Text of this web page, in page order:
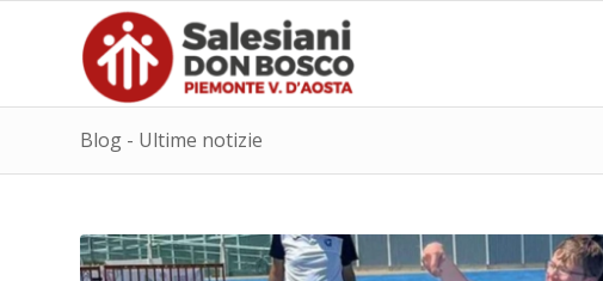
Blog - Ultime notizie